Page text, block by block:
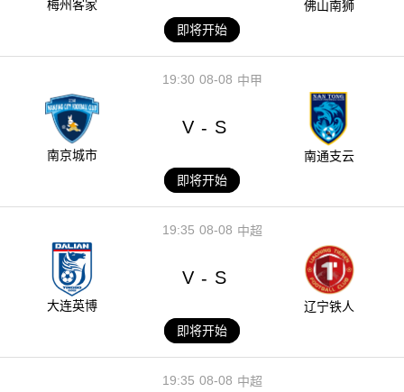
梅州客家
佛山南狮
即将开始
08-08
19:30 中甲
南京城市
V - S
南通支云
即将开始
08-08
19:35 中超
大连英博
V - S
辽宁铁人
即将开始
08-08
19:35 中超